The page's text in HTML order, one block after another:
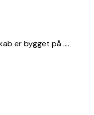
er bygget på ….